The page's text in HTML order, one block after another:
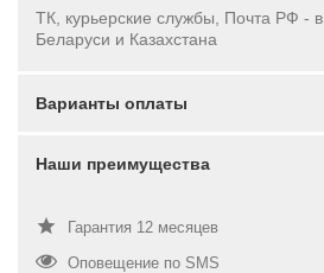
ТК, курьерские службы, Почта РФ - в
Беларуси и Казахстана
Варианты оплаты
Наши преимущества
Гарантия 12 месяцев
Оповещение по SMS